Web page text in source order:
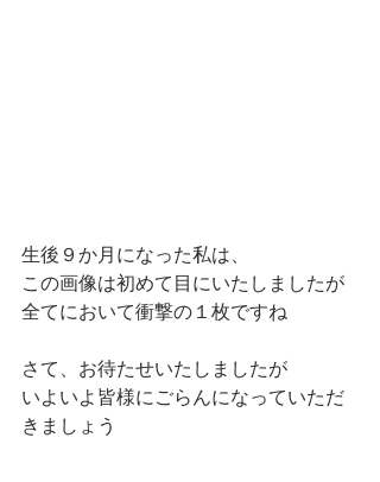
生後９か月になった私は、
この画像は初めて目にいたしましたが
全てにおいて衝撃の１枚ですね
さて、お待たせいたしましたが
いよいよ皆様にごらんになっていただ
きましょう